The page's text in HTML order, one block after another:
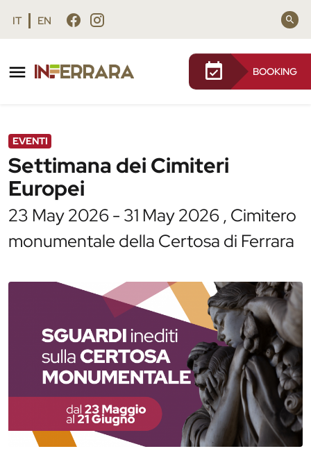
Vai al contenuto principale
Vai al footer
IT EN
BOOKING
Settimana dei Cimiteri Europei
EVENTI
Settimana dei Cimiteri
Europei
23 May 2026 - 31 May 2026 , Cimitero
monumentale della Certosa di Ferrara